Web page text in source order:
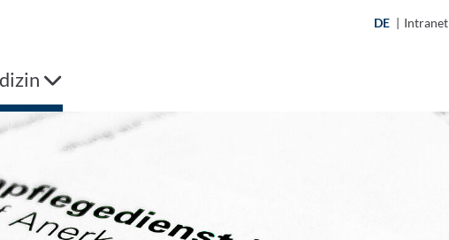
DE | Intranet